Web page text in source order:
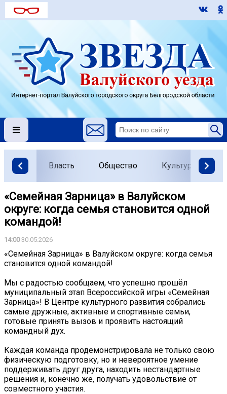
Власть Общество Культура
«Семейная Зарница» в Валуйском
округе: когда семья становится одной
командой!
14:0030.05.2026
«Семейная Зарница» в Валуйском округе: когда семья
становится одной командой!
Мы с радостью сообщаем, что успешно прошёл
муниципальный этап Всероссийской игры «Семейная
Зарница»! В Центре культурного развития собрались
самые дружные, активные и спортивные семьи,
готовые принять вызов и проявить настоящий
командный дух.
Каждая команда продемонстрировала не только свою
физическую подготовку, но и невероятное умение
поддерживать друг друга, находить нестандартные
решения и, конечно же, получать удовольствие от
совместного участия.